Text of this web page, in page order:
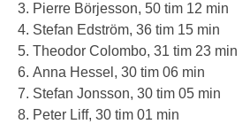
Pierre Börjesson, 50 tim 12 min
Stefan Edström, 36 tim 15 min
Theodor Colombo, 31 tim 23 min
Anna Hessel, 30 tim 06 min
Stefan Jonsson, 30 tim 05 min
Peter Liff, 30 tim 01 min